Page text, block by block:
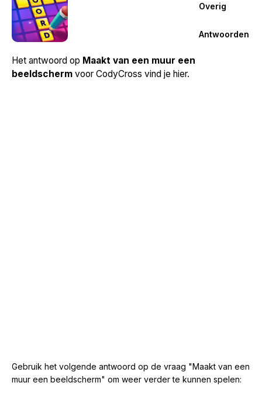
Overig
Antwoorden
Het antwoord op Maakt van een muur een
beeldscherm voor CodyCross vind je hier.
Gebruik het volgende antwoord op de vraag "Maakt van een
muur een beeldscherm" om weer verder te kunnen spelen: